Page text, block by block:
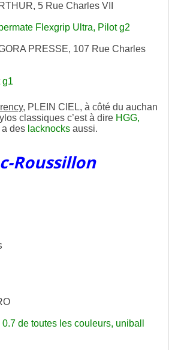
5 Rue Charles VII
Flexgrip Ultra, Pilot g2
PRESSE, 107 Rue Charles
g1
, PLEIN CIEL, à côté du auchan
classiques c’est à dire HGG,
des lacknocks aussi.
Roussillon
de toutes les couleurs, uniball